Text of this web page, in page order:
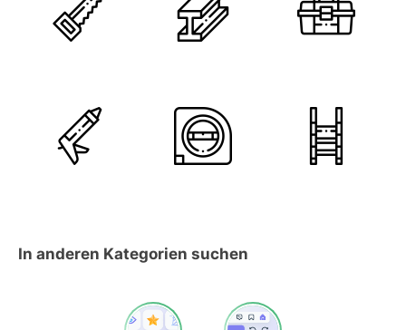
In anderen Kategorien suchen